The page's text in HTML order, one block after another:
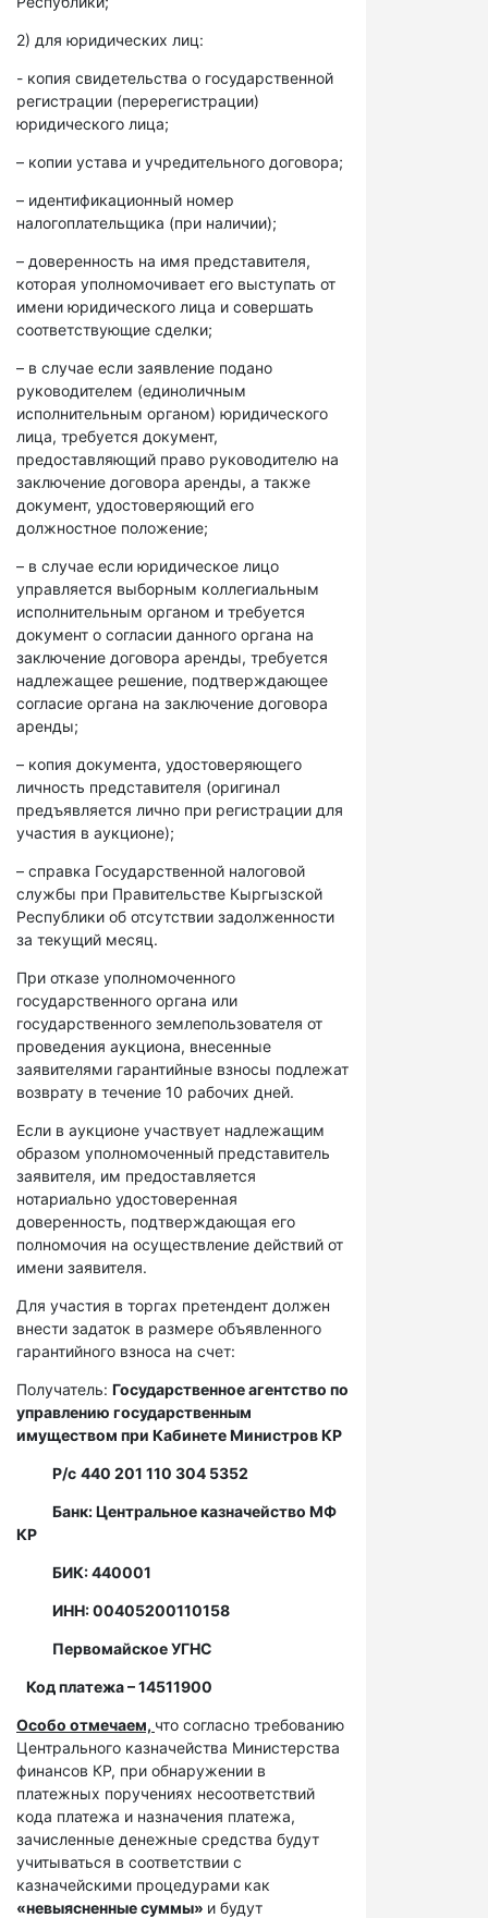
2) для юридических лиц:
- копия свидетельства о государственной
регистрации (перерегистрации)
юридического лица;
– копии устава и учредительного договора;
– идентификационный номер
налогоплательщика (при наличии);
– доверенность на имя представителя,
которая уполномочивает его выступать от
имени юридического лица и совершать
соответствующие сделки;
– в случае если заявление подано
руководителем (единоличным
исполнительным органом) юридического
лица, требуется документ,
предоставляющий право руководителю на
заключение договора аренды, а также
документ, удостоверяющий его
должностное положение;
– в случае если юридическое лицо
управляется выборным коллегиальным
исполнительным органом и требуется
документ о согласии данного органа на
заключение договора аренды, требуется
надлежащее решение, подтверждающее
согласие органа на заключение договора
аренды;
– копия документа, удостоверяющего
личность представителя (оригинал
предъявляется лично при регистрации для
участия в аукционе);
– справка Государственной налоговой
службы при Правительстве Кыргызской
Республики об отсутствии задолженности
за текущий месяц.
При отказе уполномоченного
государственного органа или
государственного землепользователя от
проведения аукциона, внесенные
заявителями гарантийные взносы подлежат
возврату в течение 10 рабочих дней.
Если в аукционе участвует надлежащим
образом уполномоченный представитель
заявителя, им предоставляется
нотариально удостоверенная
доверенность, подтверждающая его
полномочия на осуществление действий от
имени заявителя.
Для участия в торгах претендент должен
внести задаток в размере объявленного
гарантийного взноса на счет:
Получатель: Государственное агентство по
управлению государственным
имуществом при Кабинете Министров КР
Р/с 440 201 110 304 5352
Банк: Центральное казначейство МФ
КР
БИК: 440001
ИНН: 00405200110158
Первомайское УГНС
Код платежа – 14511900
Особо отмечаем, что согласно требованию
Центрального казначейства Министерства
финансов КР, при обнаружении в
платежных поручениях несоответствий
кода платежа и назначения платежа,
зачисленные денежные средства будут
учитываться в соответствии с
казначейскими процедурами как
«невыясненные суммы» и будут